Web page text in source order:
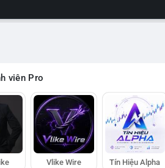
viên Pro
Vlike Wire Tín Hiệu Alpha